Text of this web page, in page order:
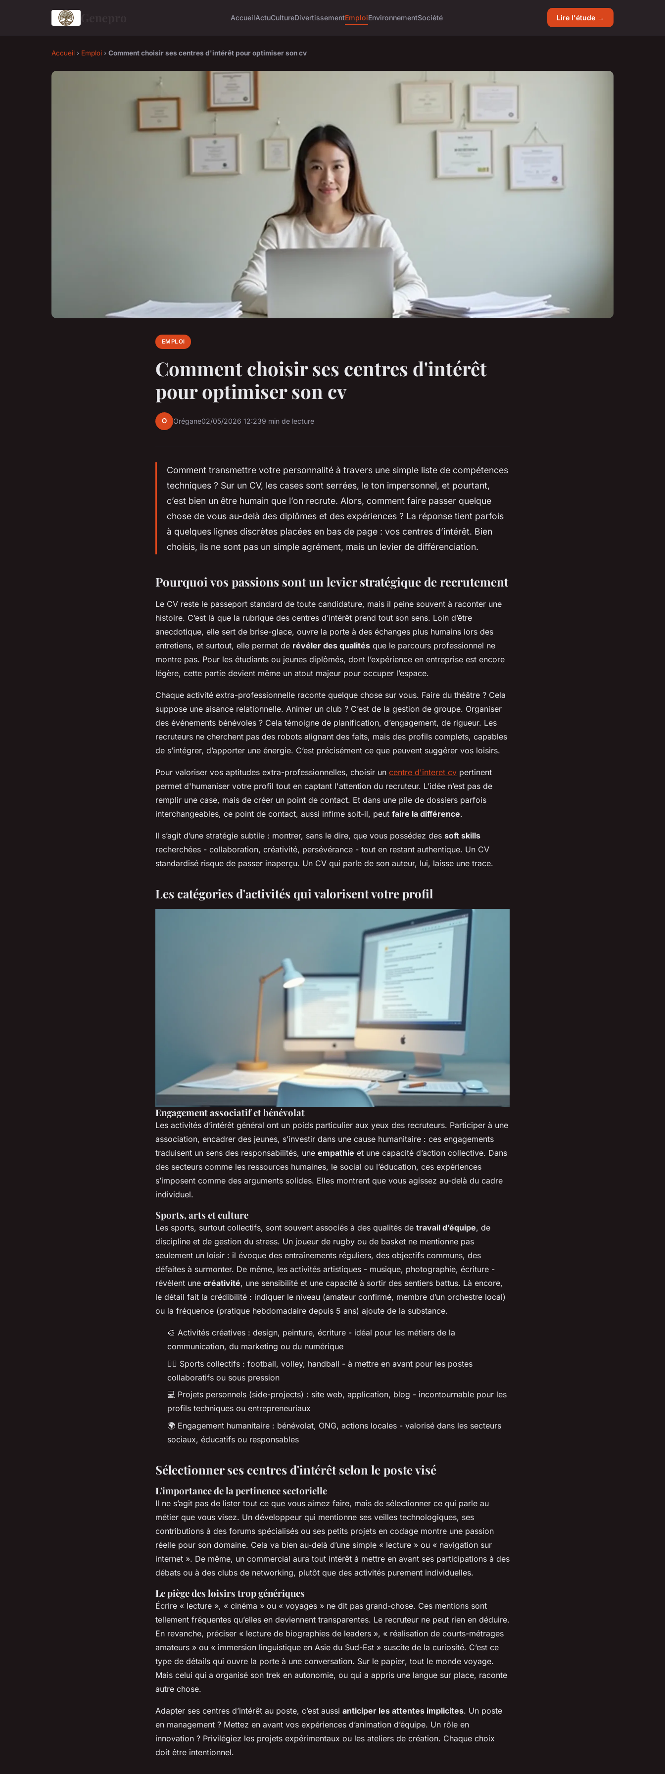
AccueilActuCultureDivertissementEmploiEnvironnementSociété Lire l'étude →
Accueil › Emploi › Comment choisir ses centres d'intérêt pour optimiser son cv
EMPLOI
Comment choisir ses centres d'intérêt
pour optimiser son cv
O Orégane02/05/2026 12:239 min de lecture
Comment transmettre votre personnalité à travers une simple liste de compétences
techniques ? Sur un CV, les cases sont serrées, le ton impersonnel, et pourtant,
c’est bien un être humain que l’on recrute. Alors, comment faire passer quelque
chose de vous au-delà des diplômes et des expériences ? La réponse tient parfois
à quelques lignes discrètes placées en bas de page : vos centres d’intérêt. Bien
choisis, ils ne sont pas un simple agrément, mais un levier de différenciation.
Pourquoi vos passions sont un levier stratégique de recrutement
Le CV reste le passeport standard de toute candidature, mais il peine souvent à raconter une
histoire. C’est là que la rubrique des centres d’intérêt prend tout son sens. Loin d’être
anecdotique, elle sert de brise-glace, ouvre la porte à des échanges plus humains lors des
entretiens, et surtout, elle permet de révéler des qualités que le parcours professionnel ne
montre pas. Pour les étudiants ou jeunes diplômés, dont l’expérience en entreprise est encore
légère, cette partie devient même un atout majeur pour occuper l’espace.
Chaque activité extra-professionnelle raconte quelque chose sur vous. Faire du théâtre ? Cela
suppose une aisance relationnelle. Animer un club ? C’est de la gestion de groupe. Organiser
des événements bénévoles ? Cela témoigne de planification, d’engagement, de rigueur. Les
recruteurs ne cherchent pas des robots alignant des faits, mais des profils complets, capables
de s’intégrer, d’apporter une énergie. C’est précisément ce que peuvent suggérer vos loisirs.
Pour valoriser vos aptitudes extra-professionnelles, choisir un centre d'interet cv pertinent
permet d'humaniser votre profil tout en captant l'attention du recruteur. L’idée n’est pas de
remplir une case, mais de créer un point de contact. Et dans une pile de dossiers parfois
interchangeables, ce point de contact, aussi infime soit-il, peut faire la différence.
Il s’agit d’une stratégie subtile : montrer, sans le dire, que vous possédez des soft skills
recherchées - collaboration, créativité, persévérance - tout en restant authentique. Un CV
standardisé risque de passer inaperçu. Un CV qui parle de son auteur, lui, laisse une trace.
Les catégories d'activités qui valorisent votre profil
Engagement associatif et bénévolat
Les activités d’intérêt général ont un poids particulier aux yeux des recruteurs. Participer à une
association, encadrer des jeunes, s’investir dans une cause humanitaire : ces engagements
traduisent un sens des responsabilités, une empathie et une capacité d’action collective. Dans
des secteurs comme les ressources humaines, le social ou l’éducation, ces expériences
s’imposent comme des arguments solides. Elles montrent que vous agissez au-delà du cadre
individuel.
Sports, arts et culture
Les sports, surtout collectifs, sont souvent associés à des qualités de travail d’équipe, de
discipline et de gestion du stress. Un joueur de rugby ou de basket ne mentionne pas
seulement un loisir : il évoque des entraînements réguliers, des objectifs communs, des
défaites à surmonter. De même, les activités artistiques - musique, photographie, écriture -
révèlent une créativité, une sensibilité et une capacité à sortir des sentiers battus. Là encore,
le détail fait la crédibilité : indiquer le niveau (amateur confirmé, membre d’un orchestre local)
ou la fréquence (pratique hebdomadaire depuis 5 ans) ajoute de la substance.
🎨 Activités créatives : design, peinture, écriture - idéal pour les métiers de la
communication, du marketing ou du numérique
🏃‍♂️ Sports collectifs : football, volley, handball - à mettre en avant pour les postes
collaboratifs ou sous pression
💻 Projets personnels (side-projects) : site web, application, blog - incontournable pour les
profils techniques ou entrepreneuriaux
🌍 Engagement humanitaire : bénévolat, ONG, actions locales - valorisé dans les secteurs
sociaux, éducatifs ou responsables
Sélectionner ses centres d'intérêt selon le poste visé
L'importance de la pertinence sectorielle
Il ne s’agit pas de lister tout ce que vous aimez faire, mais de sélectionner ce qui parle au
métier que vous visez. Un développeur qui mentionne ses veilles technologiques, ses
contributions à des forums spécialisés ou ses petits projets en codage montre une passion
réelle pour son domaine. Cela va bien au-delà d’une simple « lecture » ou « navigation sur
internet ». De même, un commercial aura tout intérêt à mettre en avant ses participations à des
débats ou à des clubs de networking, plutôt que des activités purement individuelles.
Le piège des loisirs trop génériques
Écrire « lecture », « cinéma » ou « voyages » ne dit pas grand-chose. Ces mentions sont
tellement fréquentes qu’elles en deviennent transparentes. Le recruteur ne peut rien en déduire.
En revanche, préciser « lecture de biographies de leaders », « réalisation de courts-métrages
amateurs » ou « immersion linguistique en Asie du Sud-Est » suscite de la curiosité. C’est ce
type de détails qui ouvre la porte à une conversation. Sur le papier, tout le monde voyage.
Mais celui qui a organisé son trek en autonomie, ou qui a appris une langue sur place, raconte
autre chose.
Adapter ses centres d’intérêt au poste, c’est aussi anticiper les attentes implicites. Un poste
en management ? Mettez en avant vos expériences d’animation d’équipe. Un rôle en
innovation ? Privilégiez les projets expérimentaux ou les ateliers de création. Chaque choix
doit être intentionnel.